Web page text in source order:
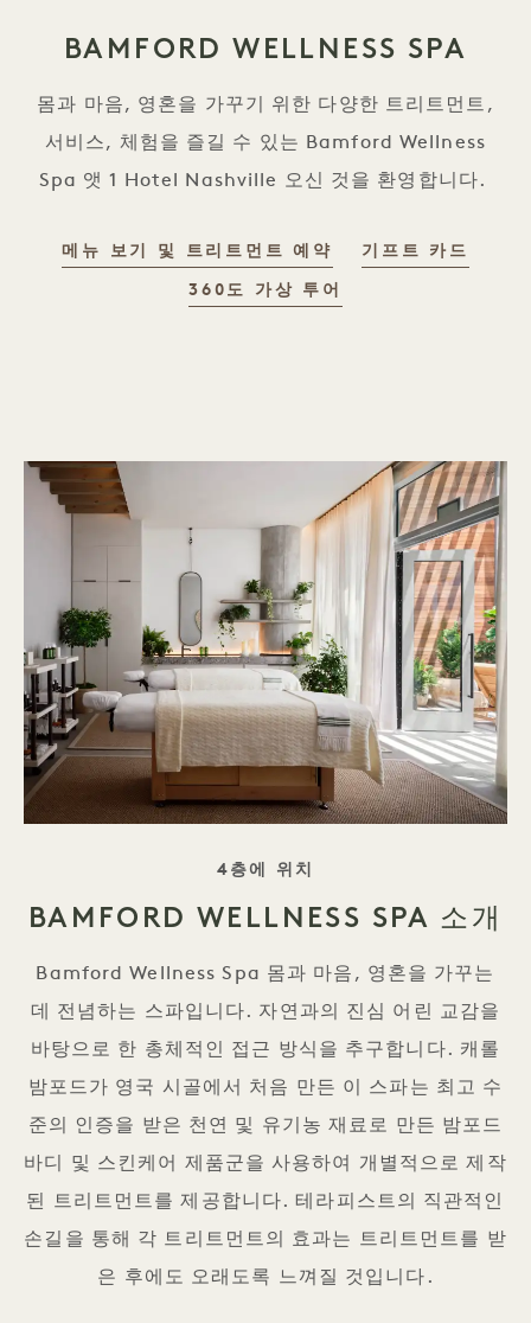
BAMFORD WELLNESS SPA
몸과 마음, 영혼을 가꾸기 위한 다양한 트리트먼트,
서비스, 체험을 즐길 수 있는 Bamford Wellness
Spa 앳 1 Hotel Nashville 오신 것을 환영합니다.
메뉴 보기 및 트리트먼트 예약 기프트 카드
360도 가상 투어
태그 라인
4층에 위치
BAMFORD WELLNESS SPA 소개
Bamford Wellness Spa 몸과 마음, 영혼을 가꾸는
데 전념하는 스파입니다. 자연과의 진심 어린 교감을
바탕으로 한 총체적인 접근 방식을 추구합니다. 캐롤
밤포드가 영국 시골에서 처음 만든 이 스파는 최고 수
준의 인증을 받은 천연 및 유기농 재료로 만든 밤포드
바디 및 스킨케어 제품군을 사용하여 개별적으로 제작
된 트리트먼트를 제공합니다. 테라피스트의 직관적인
손길을 통해 각 트리트먼트의 효과는 트리트먼트를 받
은 후에도 오래도록 느껴질 것입니다.